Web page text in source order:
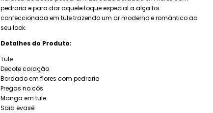
pedraria e para dar aquele toque especial a alça foi
confeccionada em tule trazendo um ar moderno e romântico ao
seu look.
Detalhes do Produto:
Tule
Decote coração
Bordado em flores com pedraria
Pregas no cós
Manga em tule
Saia evasê